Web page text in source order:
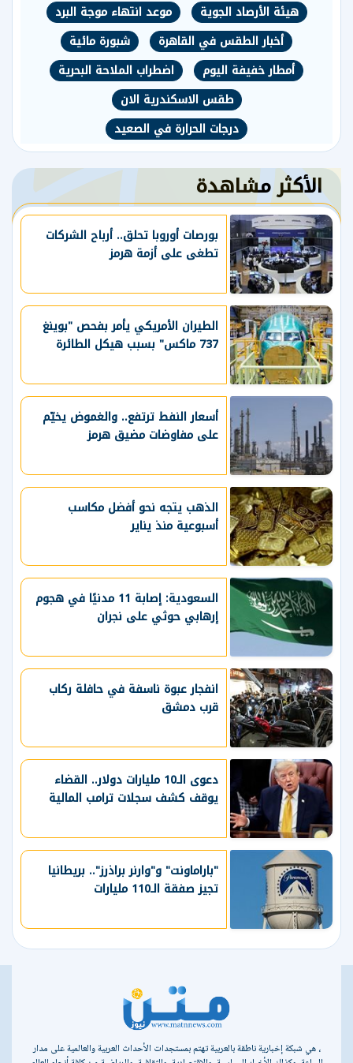
هيئة الأرصاد الجوية
موعد انتهاء موجة البرد
أخبار الطقس في القاهرة
شبورة مائية
أمطار خفيفة اليوم
اضطراب الملاحة البحرية
طقس الاسكندرية الان
درجات الحرارة في الصعيد
الأكثر مشاهدة
بورصات أوروبا تحلق.. أرباح الشركات
تطغى على أزمة هرمز
الطيران الأمريكي يأمر بفحص "بوينغ
737 ماكس" بسبب هيكل الطائرة
أسعار النفط ترتفع.. والغموض يخيّم
على مفاوضات مضيق هرمز
الذهب يتجه نحو أفضل مكاسب
أسبوعية منذ يناير
السعودية: إصابة 11 مدنيًا في هجوم
إرهابي حوثي على نجران
انفجار عبوة ناسفة في حافلة ركاب
قرب دمشق
دعوى الـ10 مليارات دولار.. القضاء
يوقف كشف سجلات ترامب المالية
"باراماونت" و"وارنر براذرز".. بريطانيا
تجيز صفقة الـ110 مليارات
، هي شبكة إخبارية ناطقة بالعربية تهتم بمستجدات الأحداث العربية والعالمية على مدار